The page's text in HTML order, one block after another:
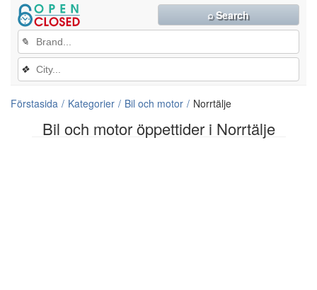
Bil och motor öppettider i Norrtälje
✎
❖
⌕ Search
Förstasida Kategorier Bil och motor Norrtälje